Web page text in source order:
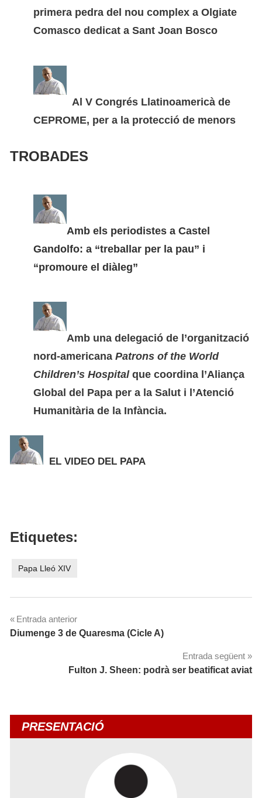
primera pedra del nou complex a Olgiate
Comasco dedicat a Sant Joan Bosco
Al V Congrés Llatinoamericà de
CEPROME, per a la protecció de menors
TROBADES
Amb els periodistes a Castel
Gandolfo: a “treballar per la pau” i
“promoure el diàleg”
Amb una delegació de l’organització
nord-americana Patrons of the World
Children’s Hospitalque coordina l’Aliança
Global del Papa per a la Salut i l’Atenció
Humanitària de la Infància.
EL VIDEO DEL PAPA
Etiquetes:
Papa Lleó XIV
Navegació
Entrada anterior
Diumenge 3 de Quaresma (Cicle A)
Entrada següent
Fulton J. Sheen: podrà ser beatificat aviat
PRESENTACIÓ